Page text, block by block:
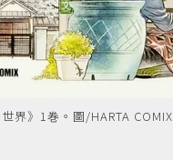
世界》1巻。圖/HARTA COMIX